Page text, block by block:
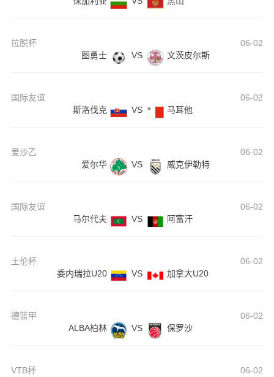
拉脱杯
06-02
图勇士
VS 文茨皮尔斯
国际友谊
06-02
斯洛伐克
VS 马耳他
爱沙乙
06-02
爱尔华
VS 威克伊勒特
国际友谊
06-02
马尔代夫
VS 阿富汗
土伦杯
06-02
委内瑞拉U20
VS 加拿大U20
德篮甲
06-02
ALBA柏林
VS 保罗沙
VTB杯 06-02